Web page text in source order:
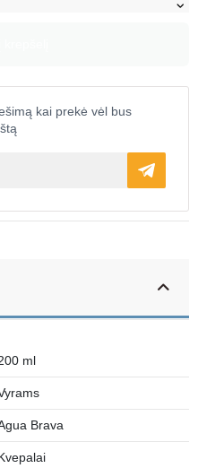
kai prekė vėl bus
ml
Brava